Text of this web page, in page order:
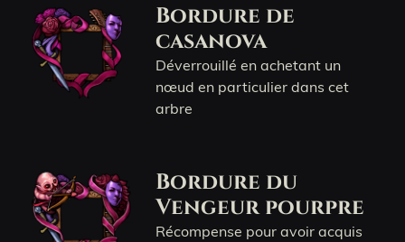
Bordure de
casanova
Déverrouillé en achetant un
nœud en particulier dans cet
arbre
Bordure du
Vengeur pourpre
Récompense pour avoir acquis